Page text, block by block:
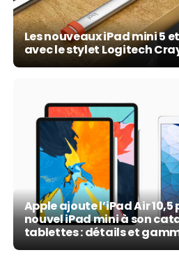
Les nouveaux iPad mini 5
avec le stylet Logitech
Apple ajoute l’iPad Air 10,5
nouvel iPad mini à son
tablettes : détails et